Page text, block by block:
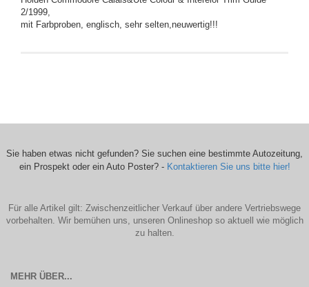
2/1999,
mit Farbproben, englisch, sehr selten,neuwertig!!!
Sie haben etwas nicht gefunden? Sie suchen eine bestimmte Autozeitung,
ein Prospekt oder ein Auto Poster? - Kontaktieren Sie uns bitte hier!
Für alle Artikel gilt: Zwischenzeitlicher Verkauf über andere Vertriebswege
vorbehalten. Wir bemühen uns, unseren Onlineshop so aktuell wie möglich
zu halten.
MEHR ÜBER...